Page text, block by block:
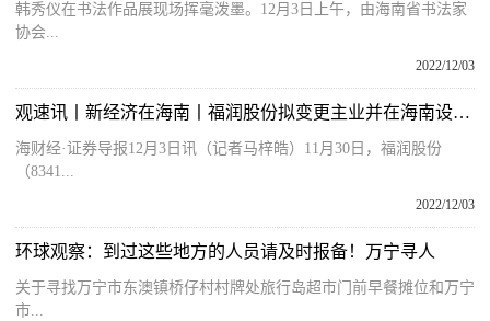
韩秀仪在书法作品展现场挥毫泼墨。12月3日上午，由海南省书法家
协会...
2022/12/03
观速讯丨新经济在海南丨福润股份拟变更主业并在海南设立分公司
海财经·证券导报12月3日讯（记者马梓皓）11月30日，福润股份
（8341...
2022/12/03
环球观察：到过这些地方的人员请及时报备！万宁寻人
关于寻找万宁市东澳镇桥仔村村牌处旅行岛超市门前早餐摊位和万宁
市...